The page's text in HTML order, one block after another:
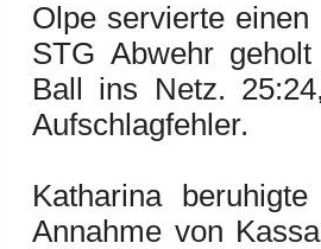
Olpe servierte
STG Abwehr
Ball ins Netz.
Aufschlagfehler.
Katharina
Annahme von